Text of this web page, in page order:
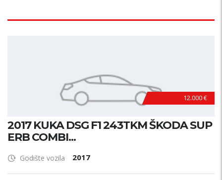
12.000 €
2017 KUKA DSG F1 243TKM ŠKODA SUP
ERB COMBI...
Godište vozila 2017